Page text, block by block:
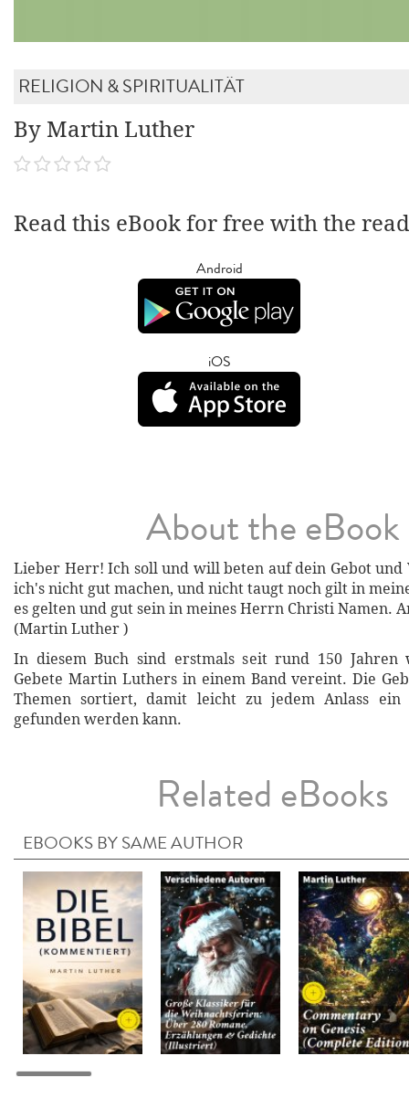
RELIGION & SPIRITUALITÄT
By Martin Luther
Read this eBook for free with the
Android
iOS
About the eBook
Lieber Herr! Ich soll und will beten auf dein Gebot und
ich's nicht gut machen, und nicht taugt noch gilt in
es gelten und gut sein in meines Herrn Christi Namen.
(Martin Luther )
In diesem Buch sind erstmals seit rund 150 Jahren
Gebete Martin Luthers in einem Band vereint. Die
Themen sortiert, damit leicht zu jedem Anlass ein
gefunden werden kann.
Related eBooks
EBOOKS BY SAME AUTHOR